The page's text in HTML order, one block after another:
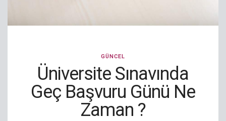
GÜNCEL
Üniversite Sınavında
Geç Başvuru Günü Ne
Zaman ?